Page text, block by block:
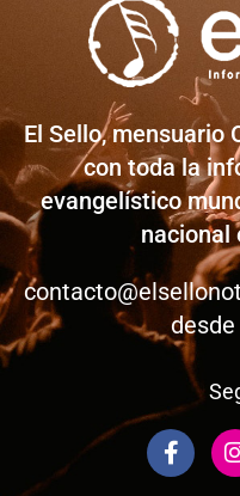
El Sello, mensuario
con toda la
evangelístico
nacional
desde
F
a
I